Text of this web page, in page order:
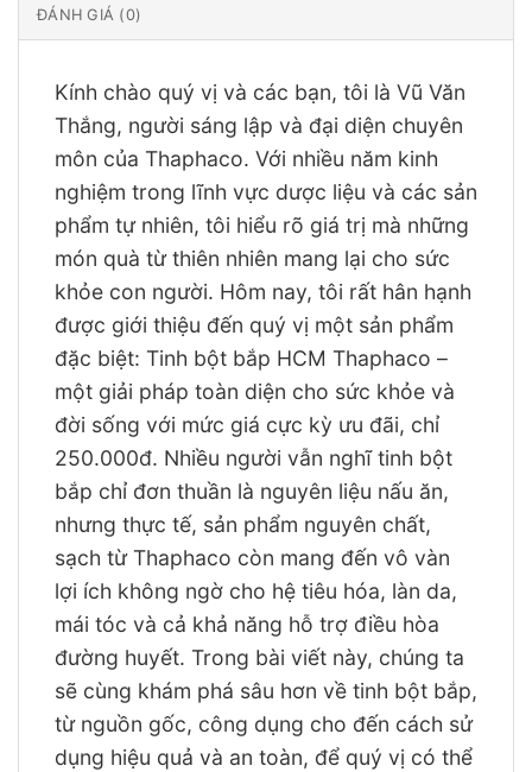
ĐÁNH GIÁ (0)
Kính chào quý vị và các bạn, tôi là Vũ Văn
Thắng, người sáng lập và đại diện chuyên
môn của Thaphaco. Với nhiều năm kinh
nghiệm trong lĩnh vực dược liệu và các sản
phẩm tự nhiên, tôi hiểu rõ giá trị mà những
món quà từ thiên nhiên mang lại cho sức
khỏe con người. Hôm nay, tôi rất hân hạnh
được giới thiệu đến quý vị một sản phẩm
đặc biệt: Tinh bột bắp HCM Thaphaco –
một giải pháp toàn diện cho sức khỏe và
đời sống với mức giá cực kỳ ưu đãi, chỉ
250.000đ. Nhiều người vẫn nghĩ tinh bột
bắp chỉ đơn thuần là nguyên liệu nấu ăn,
nhưng thực tế, sản phẩm nguyên chất,
sạch từ Thaphaco còn mang đến vô vàn
lợi ích không ngờ cho hệ tiêu hóa, làn da,
mái tóc và cả khả năng hỗ trợ điều hòa
đường huyết. Trong bài viết này, chúng ta
sẽ cùng khám phá sâu hơn về tinh bột bắp,
từ nguồn gốc, công dụng cho đến cách sử
dụng hiệu quả và an toàn, để quý vị có thể